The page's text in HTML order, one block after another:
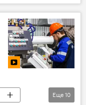
Видео
Еще 10